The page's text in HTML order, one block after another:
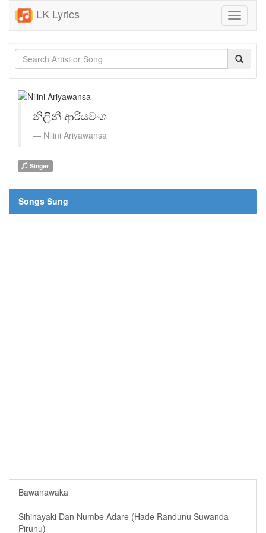
LK Lyrics
Toggle
නිලිනි ආරියවංශ
Nilini Ariyawansa
Singer
Songs Sung
Bawanawaka
Sihinayaki Dan Numbe Adare (Hade Randunu Suwanda
Pirunu)